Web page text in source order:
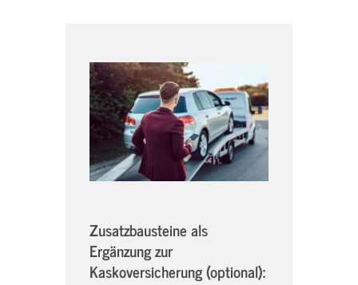
Zusatzbausteine als
Ergänzung zur
Kaskoversicherung (optional):